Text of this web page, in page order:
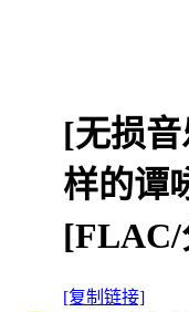
[无损
样的谭
[FLAC/
[复制链接]